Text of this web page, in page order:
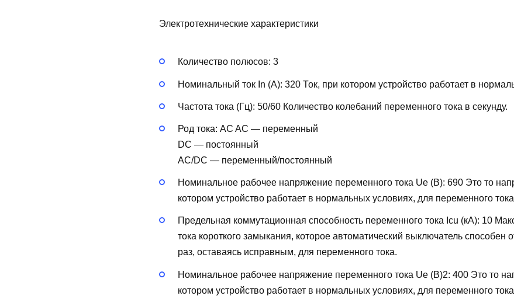
Электротехнические характеристики
Количество полюсов: 3
Номинальный ток In (А): 320 Ток, при котором устройство работает в
Частота тока (Гц): 50/60 Количество колебаний переменного тока в секунду.
Род тока: AC AC — переменный
DC — постоянный
AC/DC — переменный/постоянный
Номинальное рабочее напряжение переменного тока Ue (В): 690 Это то
котором устройство работает в нормальных условиях, для переменного
Предельная коммутационная способность переменного тока Icu (кА): 10
тока короткого замыкания, которое автоматический выключатель способен
раз, оставаясь исправным, для переменного тока.
Номинальное рабочее напряжение переменного тока Ue (В)2: 400 Это то
котором устройство работает в нормальных условиях, для переменного